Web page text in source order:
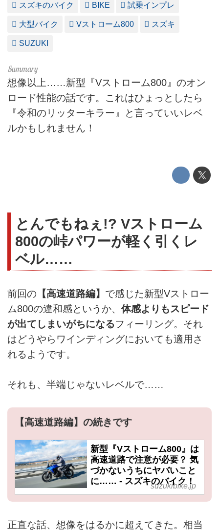
スズキのバイク BIKE 試乗インプレ
大型バイク Vストローム800 スズキ
SUZUKI
想像以上……新型『Vストローム800』のオン
ロード性能の話です。これはひょっとしたら
『令和のリッターキラー』と言っていいレベ
ルかもしれません！
とんでもねぇ!? Vストローム
800の峠パワーが軽く引くレ
ベル……
前回の 【高速道路編】 で感じた新型Vストロー
ム800の違和感というか、 体感よりもスピード
が出てしまいがちになるフィーリング。それ
はどうやらワインディングにおいても適用さ
れるようです。
それも、半端じゃないレベルで……
【高速道路編】の続きです
新型『Vストローム800』は
高速道路で注意が必要？ 気
づかないうちにヤバいこと
に…… - スズキのバイク！
suzukibike.jp
正直な話、想像をはるかに超えてきた。相当